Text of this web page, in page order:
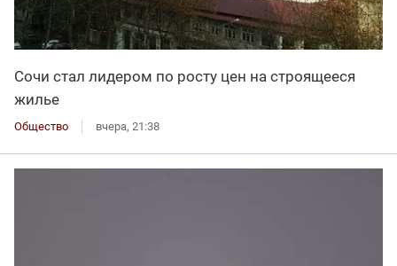
Сочи стал лидером по росту цен на строящееся
жилье
Общество вчера, 21:38